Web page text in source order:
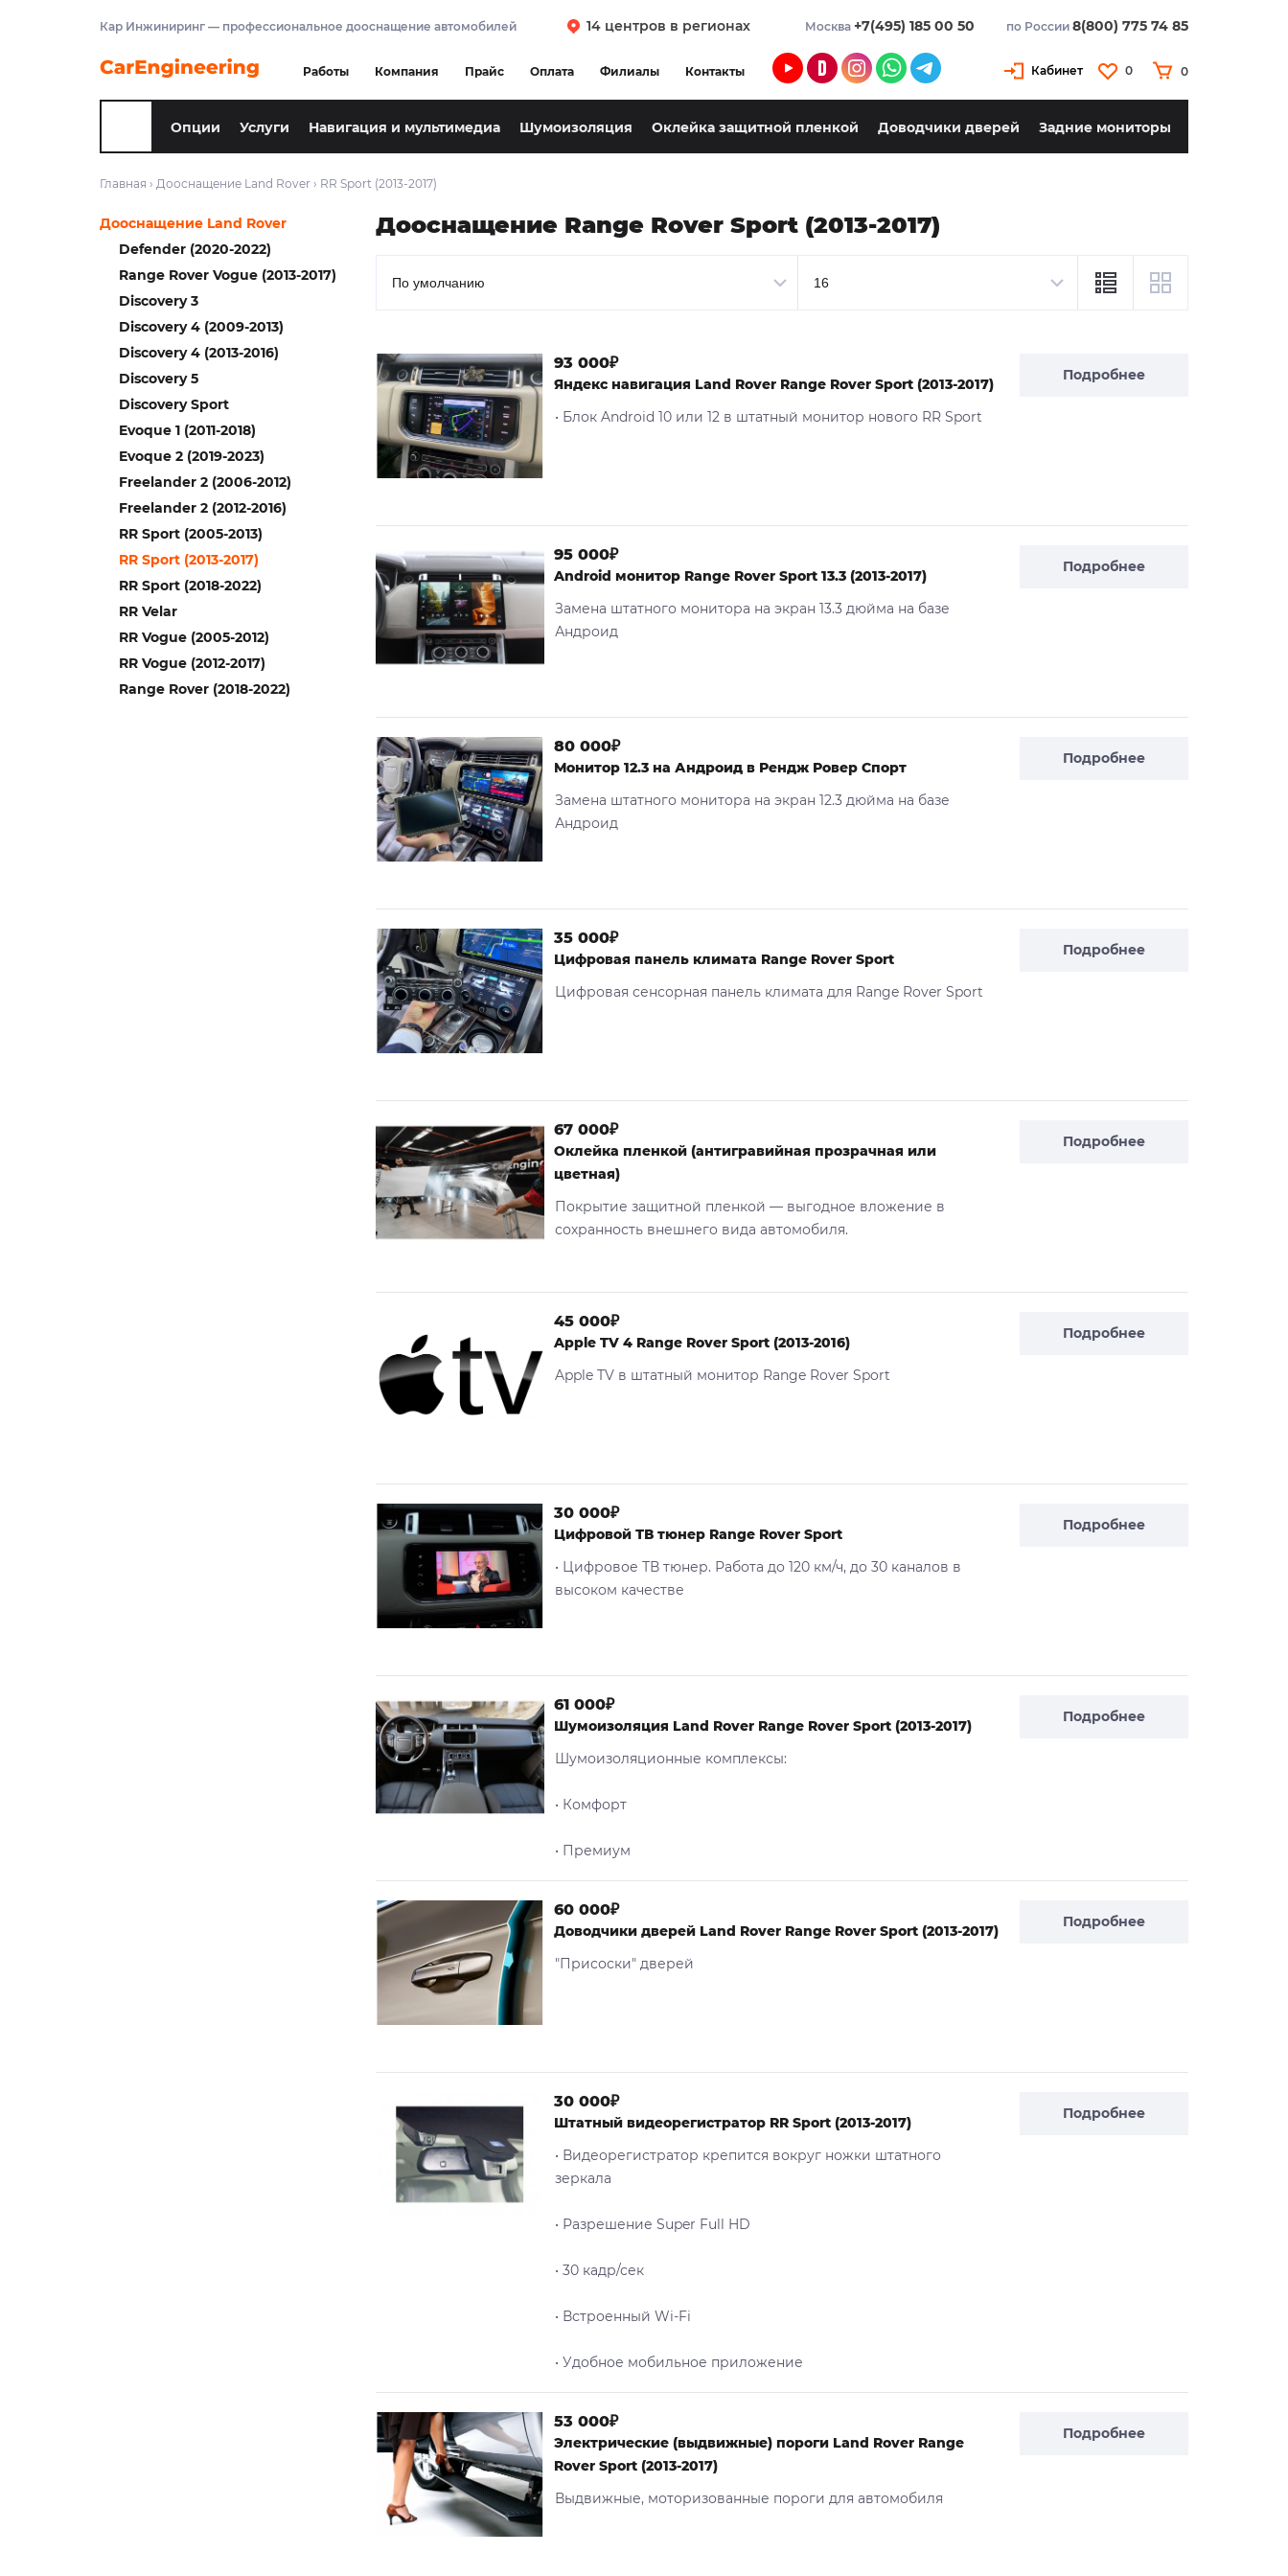
Кар Инжиниринг — профессиональное дооснащение автомобилей 14 центров в регионах Москва +7(495) 185 00 50 по России 8(800) 775 74 85
Работы Компания Прайс Оплата Филиалы Контакты Кабинет 0 0
Опции Услуги Навигация и мультимедиа Шумоизоляция Оклейка защитной пленкой Доводчики дверей Задние мониторы
Главная › Дооснащение Land Rover › RR Sport (2013-2017)
Дооснащение Land Rover
Defender (2020-2022)
Range Rover Vogue (2013-2017)
Discovery 3
Discovery 4 (2009-2013)
Discovery 4 (2013-2016)
Discovery 5
Discovery Sport
Evoque 1 (2011-2018)
Evoque 2 (2019-2023)
Freelander 2 (2006-2012)
Freelander 2 (2012-2016)
RR Sport (2005-2013)
RR Sport (2013-2017)
RR Sport (2018-2022)
RR Velar
RR Vogue (2005-2012)
RR Vogue (2012-2017)
Range Rover (2018-2022)
Дооснащение Range Rover Sport (2013-2017)
Подробнее
93 000₽
Яндекс навигация Land Rover Range Rover Sport (2013-2017)
• Блок Android 10 или 12 в штатный монитор нового RR Sport
Подробнее
95 000₽
Android монитор Range Rover Sport 13.3 (2013-2017)
Замена штатного монитора на экран 13.3 дюйма на базе
Андроид
Подробнее
80 000₽
Монитор 12.3 на Андроид в Рендж Ровер Спорт
Замена штатного монитора на экран 12.3 дюйма на базе
Андроид
Подробнее
35 000₽
Цифровая панель климата Range Rover Sport
Цифровая сенсорная панель климата для Range Rover Sport
Подробнее
67 000₽
Оклейка пленкой (антигравийная прозрачная или
цветная)
Покрытие защитной пленкой — выгодное вложение в
сохранность внешнего вида автомобиля.
Подробнее
45 000₽
Apple TV 4 Range Rover Sport (2013-2016)
Apple TV в штатный монитор Range Rover Sport
Подробнее
30 000₽
Цифровой ТВ тюнер Range Rover Sport
• Цифровое ТВ тюнер. Работа до 120 км/ч, до 30 каналов в
высоком качестве
Подробнее
61 000₽
Шумоизоляция Land Rover Range Rover Sport (2013-2017)
Шумоизоляционные комплексы:
• Комфорт
• Премиум
Подробнее
60 000₽
Доводчики дверей Land Rover Range Rover Sport (2013-2017)
"Присоски" дверей
Подробнее
30 000₽
Штатный видеорегистратор RR Sport (2013-2017)
• Видеорегистратор крепится вокруг ножки штатного
зеркала
• Разрешение Super Full HD
• 30 кадр/сек
• Встроенный Wi-Fi
• Удобное мобильное приложение
Подробнее
53 000₽
Электрические (выдвижные) пороги Land Rover Range
Rover Sport (2013-2017)
Выдвижные, моторизованные пороги для автомобиля